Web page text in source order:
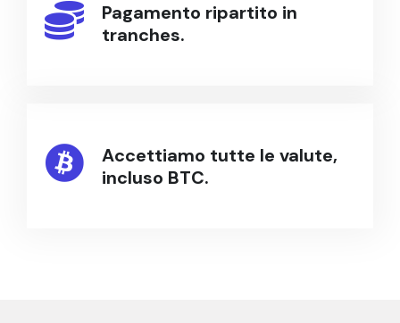
Pagamento ripartito in
tranches.
Accettiamo tutte le valute,
incluso BTC.